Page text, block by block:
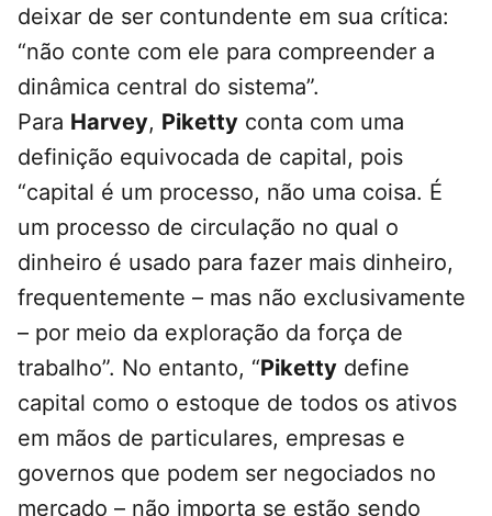
deixar de ser contundente em sua crítica:
“não conte com ele para compreender a
dinâmica central do sistema”.
Para Harvey, Piketty conta com uma
definição equivocada de capital, pois
“capital é um processo, não uma coisa. É
um processo de circulação no qual o
dinheiro é usado para fazer mais dinheiro,
frequentemente – mas não exclusivamente
– por meio da exploração da força de
trabalho”. No entanto, “Piketty define
capital como o estoque de todos os ativos
em mãos de particulares, empresas e
governos que podem ser negociados no
mercado – não importa se estão sendo